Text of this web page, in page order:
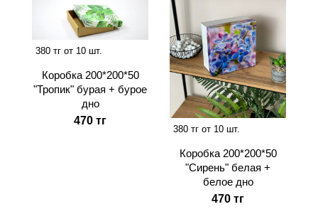
380 тг от 10 шт.
Коробка 200*200*50
"Тропик" бурая + бурое
дно
470 тг
380 тг от 10 шт.
Коробка 200*200*50
"Сирень" белая +
белое дно
470 тг